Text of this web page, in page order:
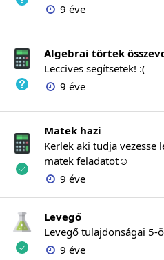
9 éve
Algebrai törtek
Leccives segítsetek! :(
9 éve
Matek hazi
Kerlek aki tudja vezesse
matek feladatot☺
9 éve
Levegő
Levegő tulajdonságai 5-
9 éve